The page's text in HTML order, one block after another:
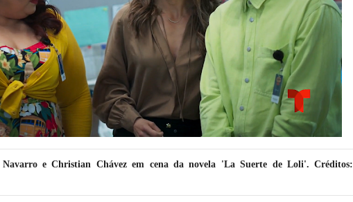
e Christian Chávez em cena da novela 'La Suerte de Loli'. Créditos: